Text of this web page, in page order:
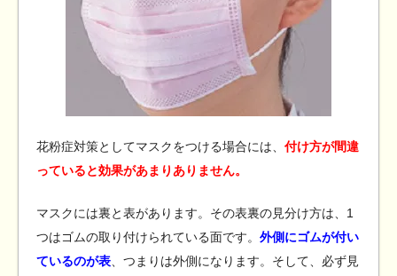
花粉症対策としてマスクをつける場合には、 付け方が間違
っていると効果があまりありません。
マスクには裏と表があります。その表裏の見分け方は、1
つはゴムの取り付けられている面です。 外側にゴムが付い
ているのが表 、つまりは外側になります。そして、必ず見